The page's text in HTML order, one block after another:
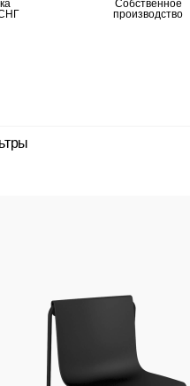
Собственное
производство